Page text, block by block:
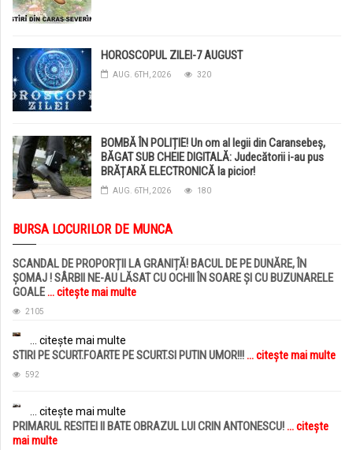
HOROSCOPUL ZILEI-7 AUGUST
AUG. 6TH, 2026 320
BOMBĂ ÎN POLIȚIE! Un om al legii din Caransebeș,
BĂGAT SUB CHEIE DIGITALĂ: Judecătorii i-au pus
BRĂȚARĂ ELECTRONICĂ la picior!
AUG. 6TH, 2026 180
BURSA LOCURILOR DE MUNCA
SCANDAL DE PROPORȚII LA GRANIȚĂ! BACUL DE PE DUNĂRE, ÎN
ȘOMAJ ! SÂRBII NE-AU LĂSAT CU OCHII ÎN SOARE ȘI CU BUZUNARELE
GOALE... citește mai multe
2105
... citește mai multe
STIRI PE SCURT.FOARTE PE SCURT.SI PUTIN UMOR!!!... citește mai multe
592
... citește mai multe
PRIMARUL RESITEI II BATE OBRAZUL LUI CRIN ANTONESCU!... citește
mai multe